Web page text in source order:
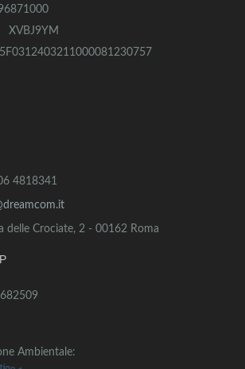
XVBJ9YM
4818341
delle Crociate, 2 - 00162 Roma
Ambientale: